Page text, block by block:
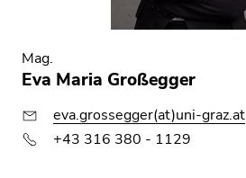
Mag.
Eva Maria Großegger
eva.grossegger(at)uni-graz.at
+43 316 380 - 1129